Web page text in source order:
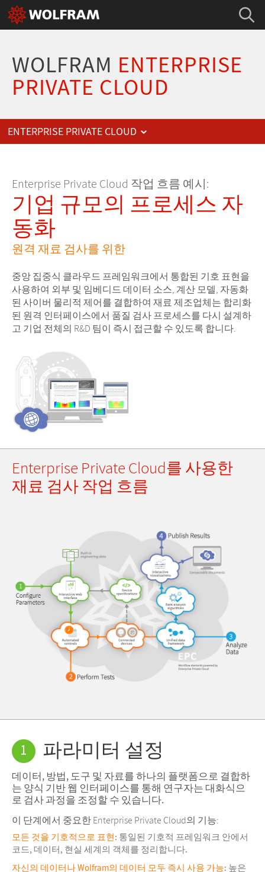
WOLFRAM ENTERPRISE
PRIVATE CLOUD
ENTERPRISE PRIVATE CLOUD
Enterprise Private Cloud 작업 흐름 예시:
기업 규모의 프로세스 자
동화
원격 재료 검사를 위한
중앙 집중식 클라우드 프레임워크에서 통합된 기호 표현을
사용하여 외부 및 임베디드 데이터 소스, 계산 모델, 자동화
된 사이버 물리적 제어를 결합하여 재료 제조업체는 합리화
된 원격 인터페이스에서 품질 검사 프로세스를 다시 설계하
고 기업 전체의 R&D 팀이 즉시 접근할 수 있도록 합니다.
Enterprise Private Cloud를 사용한
재료 검사 작업 흐름
1 파라미터 설정
데이터, 방법, 도구 및 자료를 하나의 플랫폼으로 결합하
는 양식 기반 웹 인터페이스를 통해 연구자는 대화식으
로 검사 과정을 조정할 수 있습니다.
이 단계에서 중요한 Enterprise Private Cloud의 기능:
모든 것을 기호적으로 표현: 통일된 기호적 프레임워크 안에서
코드, 데이터, 현실 세계의 객체를 정리합니다.
자신의 데이터나 Wolfram의 데이터 모두 즉시 사용 가능: 높은